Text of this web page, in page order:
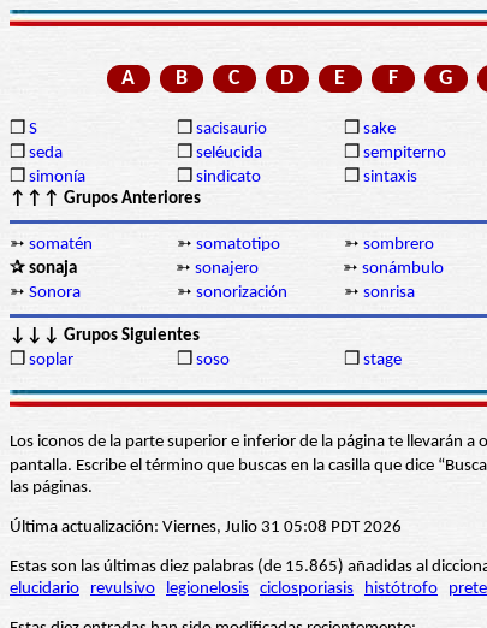
A B C D E F G
❒ S ❒ sacisaurio ❒ sake
❒ seda ❒ seléucida ❒ sempiterno
❒ simonía ❒ sindicato ❒ sintaxis
↑↑↑ Grupos Anteriores
➳ somatén ➳ somatotipo ➳ sombrero
✰ sonaja
➳ sonajero ➳ sonámbulo
➳ Sonora ➳ sonorización ➳ sonrisa
↓↓↓ Grupos Siguientes
❒ soplar ❒ soso ❒ stage
Los iconos de la parte superior e inferior de la página te llevarán
pantalla. Escribe el término que buscas en la casilla que dice
las páginas.
Última actualización: Viernes, Julio 31 05:08 PDT 2026
Estas son las últimas diez palabras (de 15.865) añadidas al
elucidario
revulsivo legionelosis ciclosporiasis histótrofo